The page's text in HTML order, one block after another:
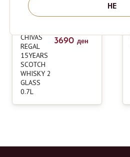
CHIVAS
REGAL
15YEARS
SCOTCH
WHISKY 2
GLASS
0.7L
3690 ден
НЕ